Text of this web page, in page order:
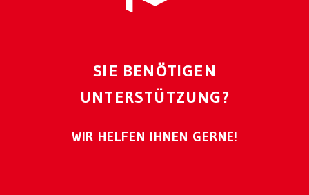
SIE BENÖTIGEN
UNTERSTÜTZUNG?
WIR HELFEN IHNEN GERNE!